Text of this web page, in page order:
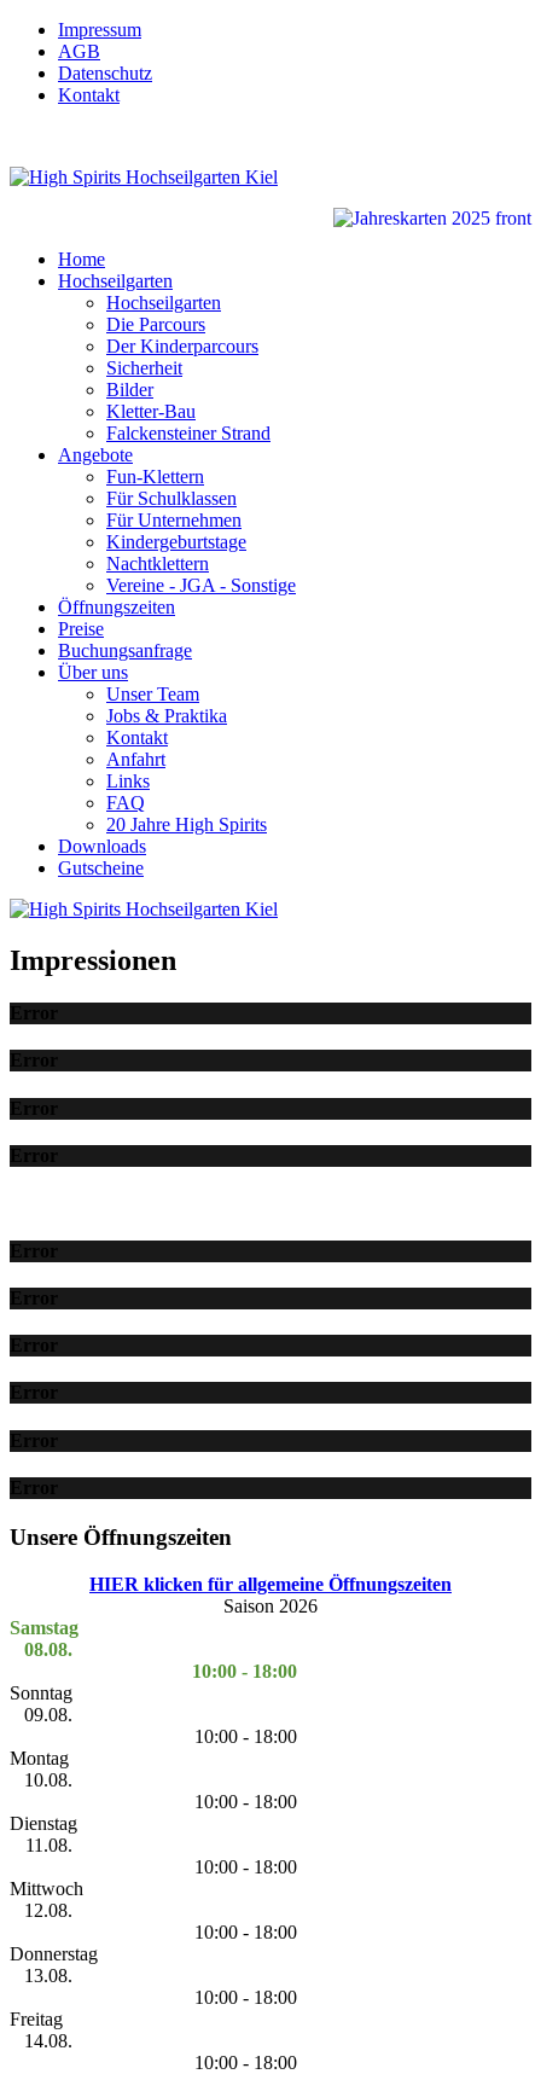
Impressum
AGB
Datenschutz
Kontakt
Home
Hochseilgarten
Hochseilgarten
Die Parcours
Der Kinderparcours
Sicherheit
Bilder
Kletter-Bau
Falckensteiner Strand
Angebote
Fun-Klettern
Für Schulklassen
Für Unternehmen
Kindergeburtstage
Nachtklettern
Vereine - JGA - Sonstige
Öffnungszeiten
Preise
Buchungsanfrage
Über uns
Unser Team
Jobs & Praktika
Kontakt
Anfahrt
Links
FAQ
20 Jahre High Spirits
Downloads
Gutscheine
Impressionen
Error
Error
Error
Error
Error
Error
Error
Error
Error
Error
Unsere Öffnungszeiten
HIER klicken für allgemeine Öffnungszeiten
Saison 2026
Samstag
08.08.
10:00 - 18:00
Sonntag
09.08.
10:00 - 18:00
Montag
10.08.
10:00 - 18:00
Dienstag
11.08.
10:00 - 18:00
Mittwoch
12.08.
10:00 - 18:00
Donnerstag
13.08.
10:00 - 18:00
Freitag
14.08.
10:00 - 18:00